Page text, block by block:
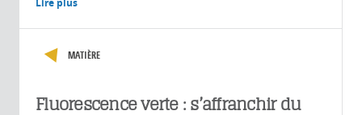
MATIÈRE
Fluorescence verte : s’affranchir du